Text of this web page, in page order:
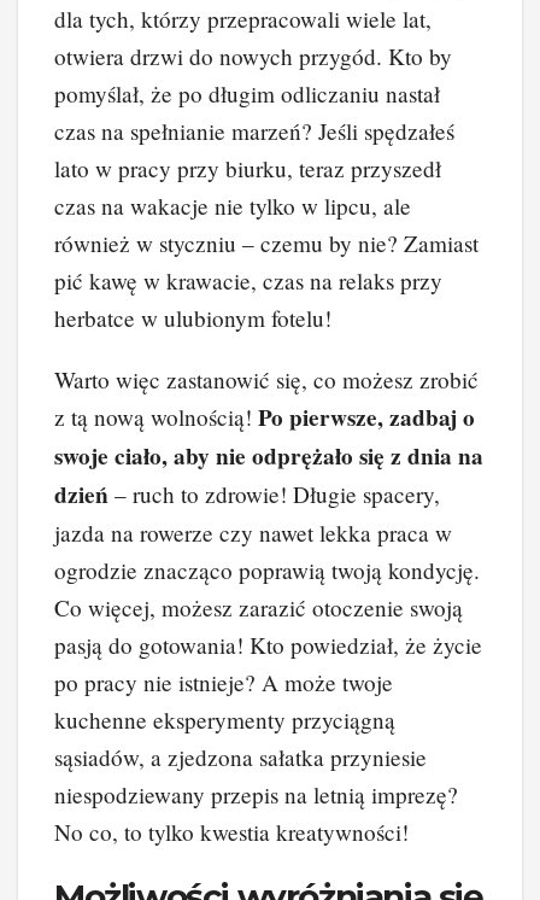
dla tych, którzy przepracowali wiele lat,
otwiera drzwi do nowych przygód. Kto by
pomyślał, że po długim odliczaniu nastał
czas na spełnianie marzeń? Jeśli spędzałeś
lato w pracy przy biurku, teraz przyszedł
czas na wakacje nie tylko w lipcu, ale
również w styczniu – czemu by nie? Zamiast
pić kawę w krawacie, czas na relaks przy
herbatce w ulubionym fotelu!
Warto więc zastanowić się, co możesz zrobić
z tą nową wolnością! Po pierwsze, zadbaj o
swoje ciało, aby nie odprężało się z dnia na
dzień – ruch to zdrowie! Długie spacery,
jazda na rowerze czy nawet lekka praca w
ogrodzie znacząco poprawią twoją kondycję.
Co więcej, możesz zarazić otoczenie swoją
pasją do gotowania! Kto powiedział, że życie
po pracy nie istnieje? A może twoje
kuchenne eksperymenty przyciągną
sąsiadów, a zjedzona sałatka przyniesie
niespodziewany przepis na letnią imprezę?
No co, to tylko kwestia kreatywności!